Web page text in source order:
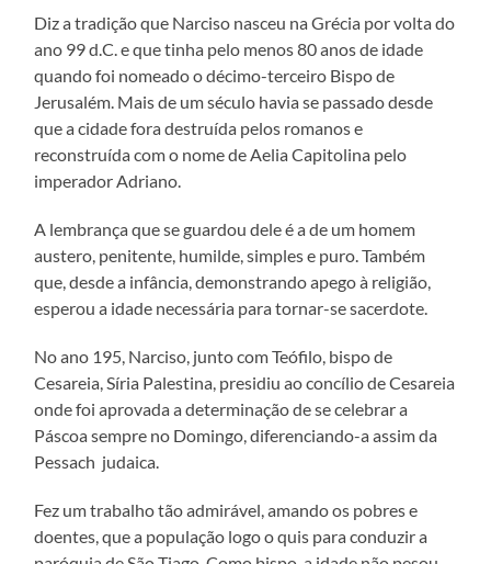
Diz a tradição que Narciso nasceu na Grécia por volta do
ano 99 d.C. e que tinha pelo menos 80 anos de idade
quando foi nomeado o décimo-terceiro Bispo de
Jerusalém. Mais de um século havia se passado desde
que a cidade fora destruída pelos romanos e
reconstruída com o nome de Aelia Capitolina pelo
imperador Adriano.
A lembrança que se guardou dele é a de um homem
austero, penitente, humilde, simples e puro. Também
que, desde a infância, demonstrando apego à religião,
esperou a idade necessária para tornar-se sacerdote.
No ano 195, Narciso, junto com Teófilo, bispo de
Cesareia, Síria Palestina, presidiu ao concílio de Cesareia
onde foi aprovada a determinação de se celebrar a
Páscoa sempre no Domingo, diferenciando-a assim da
Pessach judaica.
Fez um trabalho tão admirável, amando os pobres e
doentes, que a população logo o quis para conduzir a